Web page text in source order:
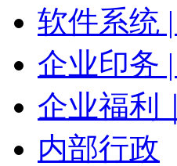
软件系统
企业印务
企业福利
内部行政